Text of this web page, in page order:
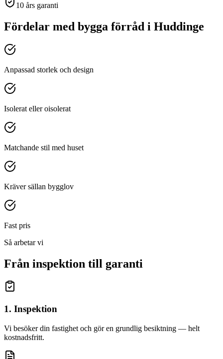
10 års garanti
Fördelar med bygga förråd i Huddinge
Anpassad storlek och design
Isolerat eller oisolerat
Matchande stil med huset
Kräver sällan bygglov
Fast pris
Så arbetar vi
Från inspektion till garanti
1. Inspektion
Vi besöker din fastighet och gör en grundlig besiktning — helt
kostnadsfritt.